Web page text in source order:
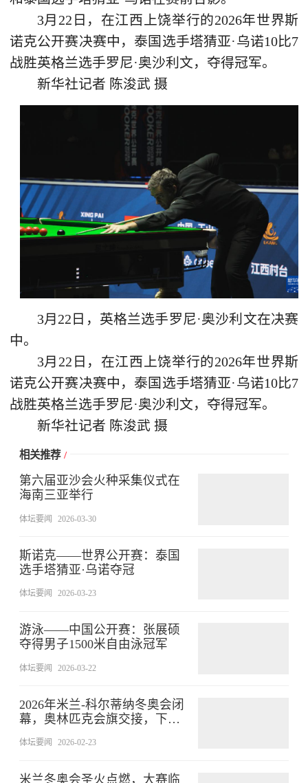
3月22日，在江西上饶举行的2026年世界斯
诺克公开赛决赛中，泰国选手塔猜亚·乌诺10比7
战胜英格兰选手罗尼·奥沙利文，夺得冠军。
新华社记者 陈浚武 摄
3月22日，英格兰选手罗尼·奥沙利文在决赛
中。
3月22日，在江西上饶举行的2026年世界斯
诺克公开赛决赛中，泰国选手塔猜亚·乌诺10比7
战胜英格兰选手罗尼·奥沙利文，夺得冠军。
新华社记者 陈浚武 摄
相关推荐 /
第六届亚沙会火种采集仪式在
海南三亚举行
体坛要闻 2026-03-30
斯诺克——世界公开赛：泰国
选手塔猜亚·乌诺夺冠
体坛要闻 2026-03-23
游泳——中国公开赛：张展硕
夺得男子1500米自由泳冠军
体坛要闻 2026-03-22
2026年米兰-科尔蒂纳冬奥会闭
幕，奥林匹克会旗交接，下届
4银6铜收官
体坛要闻 2026-02-23
米兰冬奥会圣火点燃，大赛临